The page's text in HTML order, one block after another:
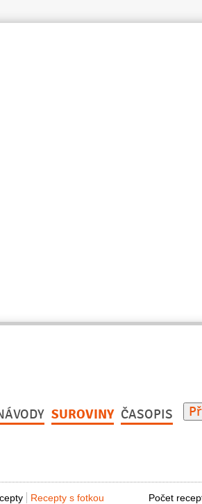
SUROVINY ČASOPIS
Recepty s fotkou Počet